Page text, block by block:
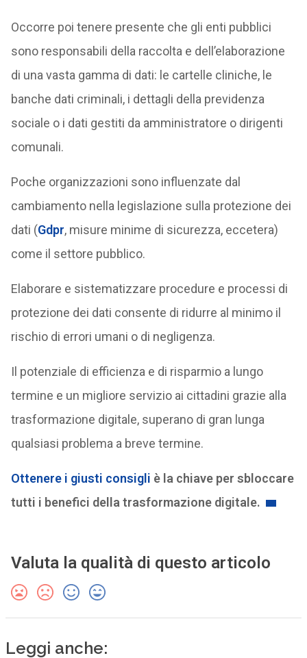
Occorre poi tenere presente che gli enti pubblici
sono responsabili della raccolta e dell’elaborazione
di una vasta gamma di dati: le cartelle cliniche, le
banche dati criminali, i dettagli della previdenza
sociale o i dati gestiti da amministratore o dirigenti
comunali.
Poche organizzazioni sono influenzate dal
cambiamento nella legislazione sulla protezione dei
dati (Gdpr, misure minime di sicurezza, eccetera)
come il settore pubblico.
Elaborare e sistematizzare procedure e processi di
protezione dei dati consente di ridurre al minimo il
rischio di errori umani o di negligenza.
Il potenziale di efficienza e di risparmio a lungo
termine e un migliore servizio ai cittadini grazie alla
trasformazione digitale, superano di gran lunga
qualsiasi problema a breve termine.
Ottenere i giusti consigli è la chiave per sbloccare
tutti i benefici della trasformazione digitale.
Valuta la qualità di questo articolo
Leggi anche: